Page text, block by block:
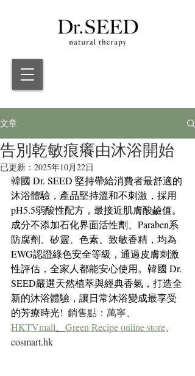
文章
告別乾敏痕癢由沐浴開始
已更新： 2025年10月22日
韓國 Dr. SEED 堅持帶給消費者最舒適的
沐浴體驗，產品堅持溫和不刺激，採用
pH5.5弱酸性配方，最接近肌膚酸鹼值。
成分不添加石化界面活性劑、Paraben系
防腐劑、矽靈、色素、致敏香精，均為
EWG認證綠色安全等級，通過皮膚刺激
性評估，全家人都能安心使用。韓國 Dr.
SEED嚴選天然植萃與經典香氣，打造全
新的沐浴體驗，讓日常沐浴變成最享受
的芳療時光! 銷售點：萬寧、
HKTVmall
Green Recipe online store
cosmart.hk